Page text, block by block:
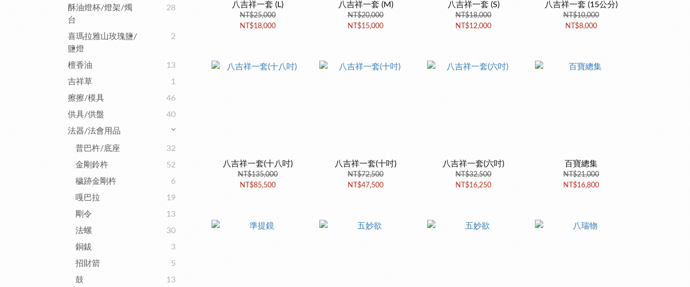
酥油燈杯/燈架/燭
台
28
喜瑪拉雅山玫瑰鹽/
鹽燈
2
檀香油
13
吉祥草
1
擦擦/模具
46
供具/供盤
40
法器/法會用品
普巴杵/底座
32
金剛鈴杵
52
穢跡金剛杵
6
嘎巴拉
19
剛令
13
法螺
30
銅鈸
3
招財箭
5
鼓
13
八吉祥一套 (L)
NT$25,000
NT$18,000
八吉祥一套 (M)
NT$20,000
NT$15,000
八吉祥一套 (S)
NT$18,000
NT$12,000
八吉祥一套 (15公分)
NT$10,000
NT$8,000
八吉祥一套(十八吋)
NT$135,000
NT$85,500
八吉祥一套(十吋)
NT$72,500
NT$47,500
八吉祥一套(六吋)
NT$32,500
NT$16,250
百寶總集
NT$21,000
NT$16,800